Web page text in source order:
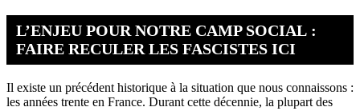
L’ENJEU POUR NOTRE CAMP SOCIAL :
FAIRE RECULER LES FASCISTES ICI
Il existe un précédent historique à la situation que nous connaissons :
les années trente en France. Durant cette décennie, la plupart des